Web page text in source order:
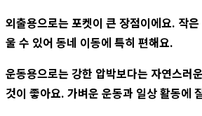
외출용으로는 포켓이 큰 장점이에요. 작
울 수 있어 동네 이동에 특히 편해요.
운동용으로는 강한 압박보다는 자연스러
것이 좋아요. 가벼운 운동과 일상 활동에